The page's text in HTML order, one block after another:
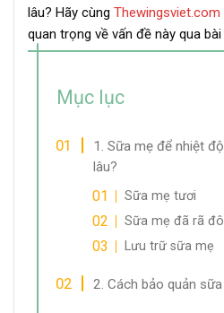
lâu? Hãy cùng Thewingsviet.com
quan trọng về vấn đề này qua
Mục lục
1. Sữa mẹ để nhiệt
lâu?
Sữa mẹ tươi
Sữa mẹ đã rã
Lưu trữ sữa mẹ
2. Cách bảo quản